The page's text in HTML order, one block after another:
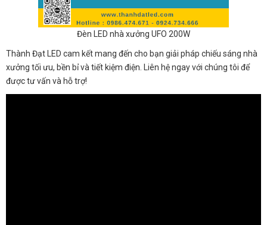
Đèn LED nhà xưởng UFO 200W
Thành Đạt LED cam kết mang đến cho bạn giải pháp chiếu sáng nhà
xưởng tối ưu, bền bỉ và tiết kiệm điện. Liên hệ ngay với chúng tôi để
được tư vấn và hỗ trợ!